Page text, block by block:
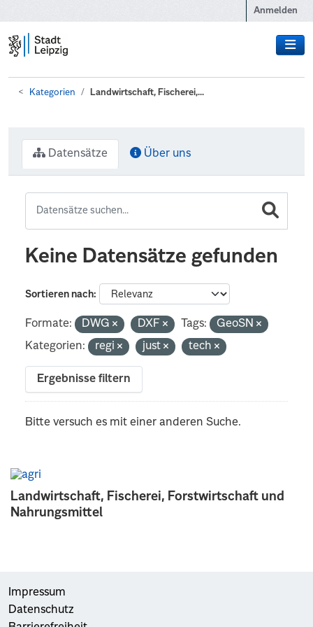
Anmelden
Kategorien Landwirtschaft, Fischerei,...
Landwirtschaft, Fischerei, Forstwirtschaft und
Nahrungsmittel
Datensätze Über uns
Keine Datensätze gefunden
Sortieren nach
Formate: DWG DXF Tags:
GeoSN
Kategorien:
regi just tech
Ergebnisse filtern
Bitte versuch es mit einer anderen Suche.
Impressum
Datenschutz